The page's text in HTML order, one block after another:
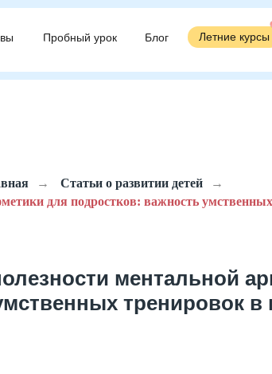
Блог
Пробный урок Летние курсы
Блог
Пробный урок Летние курсы
→ Статьи о развитии детей
→
для подростков: важность
ментальной
тренировок